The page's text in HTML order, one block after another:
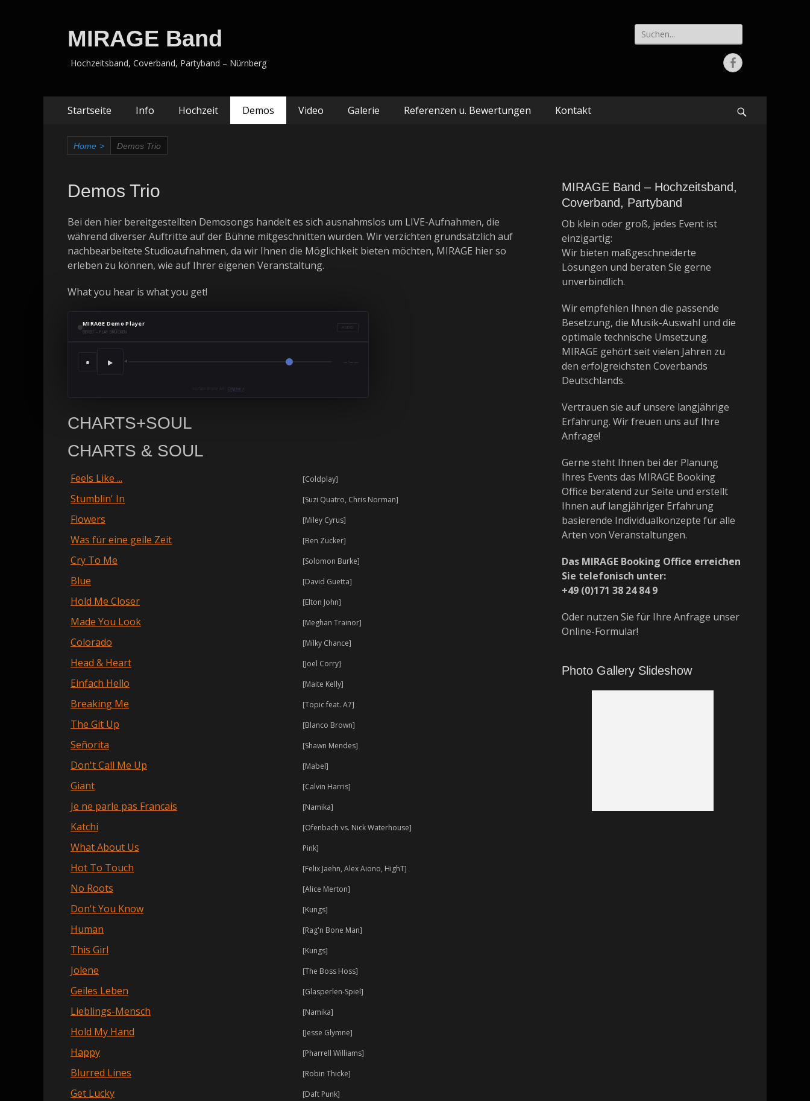
MIRAGE Band
Hochzeitsband, Coverband, Partyband – Nürnberg
Suche
nach:
Facebook
Primäres
Inhalt
Startseite Info Hochzeit Demos Video Galerie Referenzen u. Bewertungen Kontakt
Home > Demos Trio
Demos Trio
Bei den hier bereitgestellten Demosongs handelt es sich ausnahmslos um LIVE-Aufnahmen, die
während diverser Auftritte auf der Bühne mitgeschnitten wurden. Wir verzichten grundsätzlich auf
nachbearbeitete Studioaufnahmen, da wir Ihnen die Möglichkeit bieten möchten, MIRAGE hier so
erleben zu können, wie auf Ihrer eigenen Veranstaltung.
What you hear is what you get!
MIRAGE Demo Player
BEREIT – PLAY DRÜCKEN
AUDIO
■ ▶ 🔈 —:——
Original ↗
CHARTS+SOUL
CHARTS & SOUL
Feels Like ... [Coldplay]
Stumblin' In [Suzi Quatro, Chris Norman]
Flowers [Miley Cyrus]
Was für eine geile Zeit [Ben Zucker]
Cry To Me [Solomon Burke]
Blue [David Guetta]
Hold Me Closer [Elton John]
Made You Look [Meghan Trainor]
Colorado [Milky Chance]
Head & Heart [Joel Corry]
Einfach Hello [Maite Kelly]
Breaking Me [Topic feat. A7]
The Git Up [Blanco Brown]
Señorita [Shawn Mendes]
Don't Call Me Up [Mabel]
Giant [Calvin Harris]
Je ne parle pas Francais [Namika]
Katchi [Ofenbach vs. Nick Waterhouse]
What About Us Pink]
Hot To Touch [Felix Jaehn, Alex Aiono, HighT]
No Roots [Alice Merton]
Don't You Know [Kungs]
Human [Rag'n Bone Man]
This Girl [Kungs]
Jolene [The Boss Hoss]
Geiles Leben [Glasperlen-Spiel]
Lieblings-Mensch [Namika]
Hold My Hand [Jesse Glymne]
Happy [Pharrell Williams]
Blurred Lines [Robin Thicke]
Get Lucky [Daft Punk]
MIRAGE Band – Hochzeitsband,
Coverband, Partyband
Ob klein oder groß, jedes Event ist
einzigartig:
Wir bieten maßgeschneiderte
Lösungen und beraten Sie gerne
unverbindlich.
Wir empfehlen Ihnen die passende
Besetzung, die Musik-Auswahl und die
optimale technische Umsetzung.
MIRAGE gehört seit vielen Jahren zu
den erfolgreichsten Coverbands
Deutschlands.
Vertrauen sie auf unsere langjährige
Erfahrung. Wir freuen uns auf Ihre
Anfrage!
Gerne steht Ihnen bei der Planung
Ihres Events das MIRAGE Booking
Office beratend zur Seite und erstellt
Ihnen auf langjähriger Erfahrung
basierende Individualkonzepte für alle
Arten von Veranstaltungen.
Das MIRAGE Booking Office erreichen
Sie telefonisch unter:
+49 (0)171 38 24 84 9
Oder nutzen Sie für Ihre Anfrage unser
Online-Formular!
Photo Gallery Slideshow